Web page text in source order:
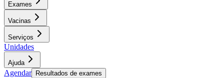
Exames
Vacinas
Serviços
Unidades
Ajuda
Agendar Resultados de exames